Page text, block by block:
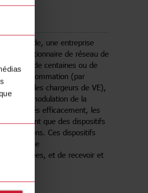
demande, une entreprise
un gestionnaire de réseau de
flexibilité de centaines ou de
la consommation (par
ou des chargeurs de VE),
modulation de la
déployés efficacement, les
exigent que des dispositifs
installations. Ces dispositifs
puissance
données, et de recevoir et